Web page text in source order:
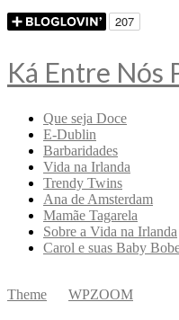
Ká Entre Nós
Que seja Doce
E-Dublin
Barbaridades
Vida na Irlanda
Trendy Twins
Ana de Amsterdam
Mamãe Tagarela
Sobre a Vida na Irlanda
Carol e suas Baby
Theme
WPZOOM